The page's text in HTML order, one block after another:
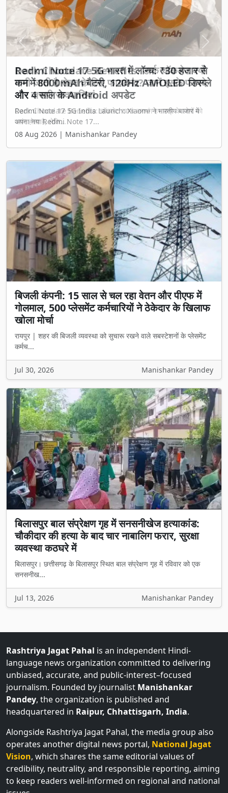
Dark Chocolate Benefits: डार्क चॉकलेट क्यों
मानी जाती है सेहत के लिए फायदेमंद? जानें इसके फायदे
और जरूरी सावधानियां
Dark Chocolate Benefits: चॉकलेट खाना लगभग हर उम्र के लोगों को
पसंद होता है, लेकि...
08 Aug 2026 | Manishankar Pandey
Previous Next
बिजली कंपनी: 15 साल से चल रहा वेतन और पीएफ में
गोलमाल, 500 प्लेसमेंट कर्मचारियों ने ठेकेदार के खिलाफ
खोला मोर्चा
रायपुर | शहर की बिजली व्यवस्था को सुचारू रखने वाले सबस्टेशनों के प्लेसमेंट
कर्मच...
Jul 30, 2026 Manishankar Pandey
बिलासपुर बाल संप्रेक्षण गृह में सनसनीखेज हत्याकांड:
चौकीदार की हत्या के बाद चार नाबालिग फरार, सुरक्षा
व्यवस्था कठघरे में
बिलासपुर। छत्तीसगढ़ के बिलासपुर स्थित बाल संप्रेक्षण गृह में रविवार को एक
सनसनीख...
Jul 13, 2026 Manishankar Pandey
Rashtriya Jagat Pahal is an independent Hindi-
language news organization committed to delivering
unbiased, accurate, and public-interest–focused
journalism. Founded by journalist Manishankar
Pandey, the organization is published and
headquartered in Raipur, Chhattisgarh, India.
Alongside Rashtriya Jagat Pahal, the media group also
operates another digital news portal, National Jagat
Vision, which shares the same editorial values of
credibility, neutrality, and responsible reporting, aiming
to keep readers well-informed on regional and national